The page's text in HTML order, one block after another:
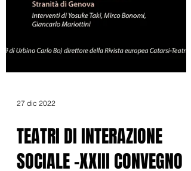
27 dic 2022